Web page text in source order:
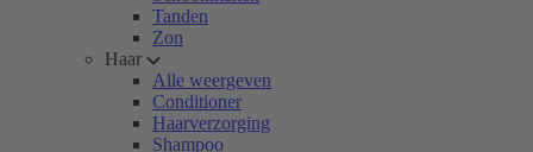
Tanden
Zon
Haar
Alle weergeven
Conditioner
Haarverzorging
Shampoo